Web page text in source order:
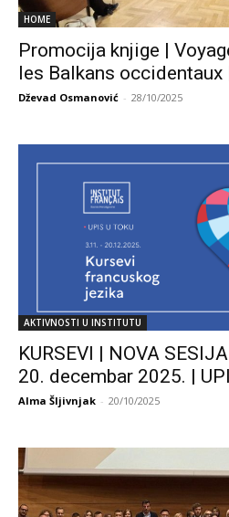
HOME
Promocija knjige |
les Balkans occidentaux
Dževad Osmanović - 28/10/2025
AKTIVNOSTI U INSTITUTU
KURSEVI | NOVA
20. decembar 2025. |
Alma Šljivnjak - 20/10/2025